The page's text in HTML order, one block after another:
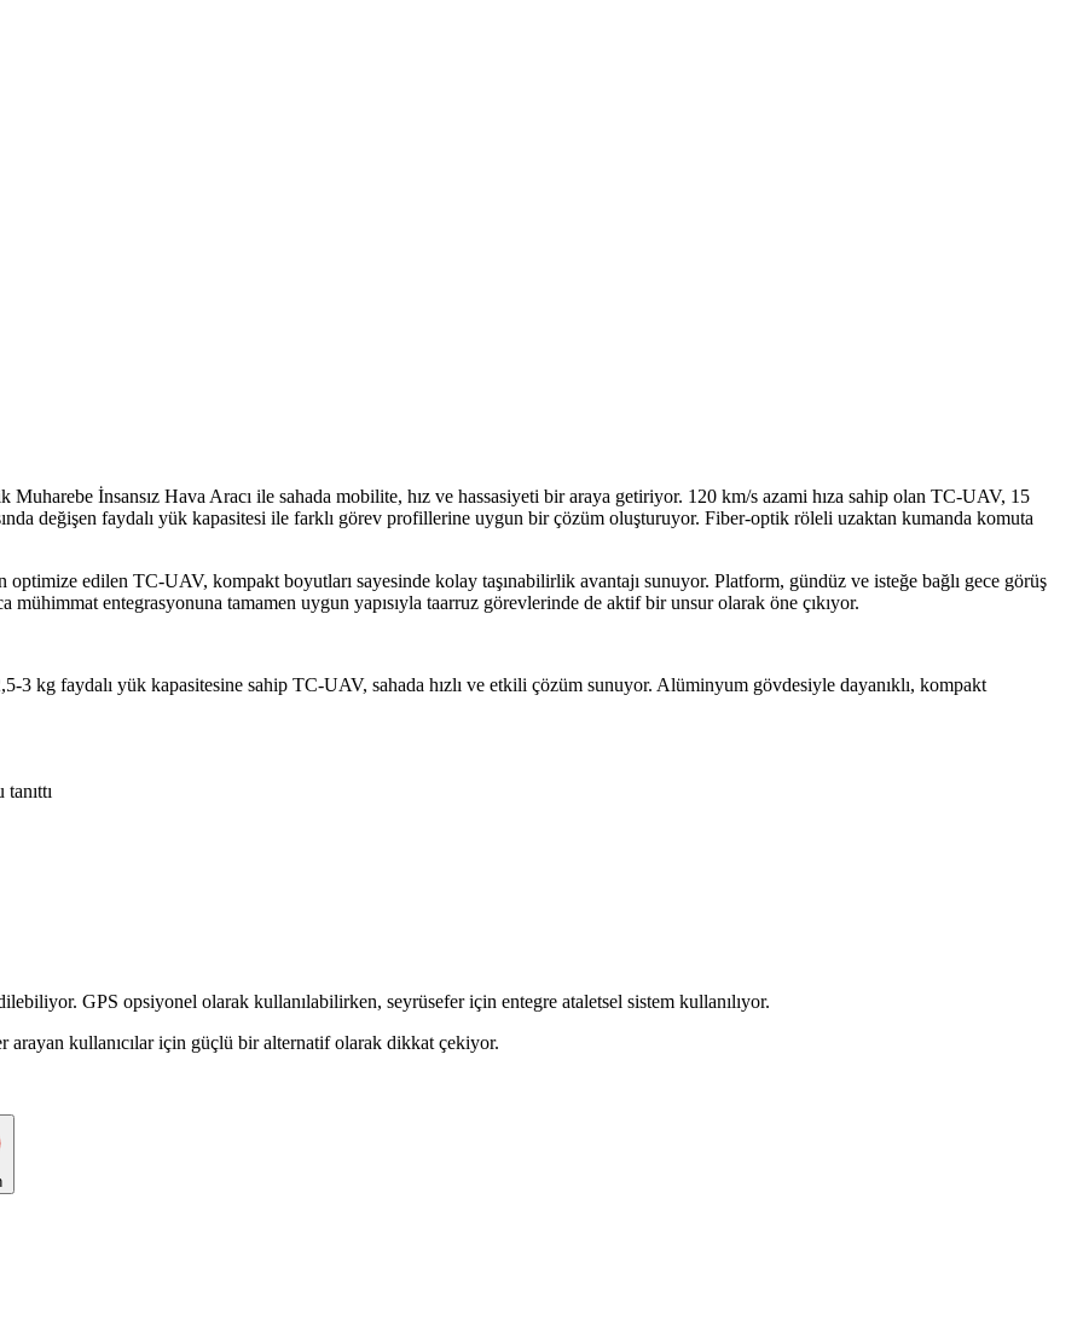
İnsansız Hava Aracı ile sahada mobilite, hız ve hassasiyeti bir araya getiriyor. 120 km/s azami hıza sahip olan TC-UAV, 15
değişen faydalı yük kapasitesi ile farklı görev profillerine uygun bir çözüm oluşturuyor. Fiber-optik röleli uzaktan kumanda komuta
optimize edilen TC-UAV, kompakt boyutları sayesinde kolay taşınabilirlik avantajı sunuyor. Platform, gündüz ve isteğe bağlı gece görüş
entegrasyonuna tamamen uygun yapısıyla taarruz görevlerinde de aktif bir unsur olarak öne çıkıyor.
3 kg faydalı yük kapasitesine sahip TC-UAV, sahada hızlı ve etkili çözüm sunuyor. Alüminyum gövdesiyle dayanıklı, kompakt
GPS opsiyonel olarak kullanılabilirken, seyrüsefer için entegre ataletsel sistem kullanılıyor.
kullanıcılar için güçlü bir alternatif olarak dikkat çekiyor.